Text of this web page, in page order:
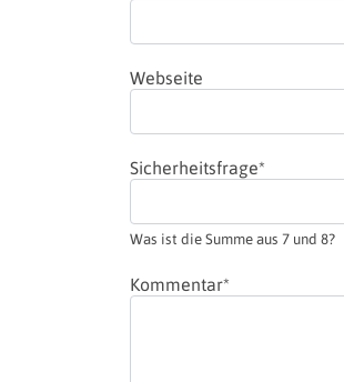
Webseite
Pflichtfeld
Sicherheitsfrage*
Was ist die Summe aus 7 und 8?
Pflichtfeld
Kommentar*